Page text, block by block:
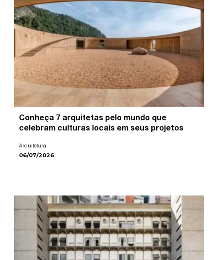
Conheça 7 arquitetas pelo mundo que
celebram culturas locais em seus projetos
Arquitetura
06/07/2026